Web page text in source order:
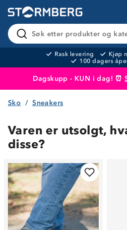
Søk etter produkter og
Rask levering
Kjøp
100 dagers
Dagskupp - KUN i dag! ⏰
Produktet er lagt i
Sko Sneakers
Varen er utsolgt,
disse?